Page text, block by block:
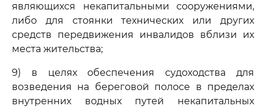
являющихся некапитальными сооружениями,
либо для стоянки технических или других
средств передвижения инвалидов вблизи их
места жительства;
9) в целях обеспечения судоходства для
возведения на береговой полосе в пределах
внутренних водных путей некапитальных